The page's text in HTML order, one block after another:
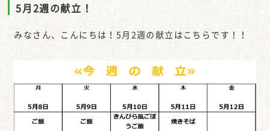
5月2週の献立！
みなさん、こんにちは！5月2週の献立はこちらです！！